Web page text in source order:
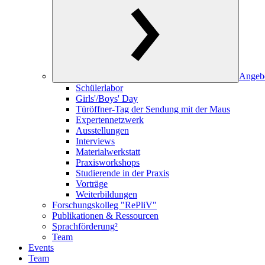
Schülerlabor
Girls'/Boys' Day
Türöffner-Tag der Sendung mit der Maus
Expertennetzwerk
Ausstellungen
Interviews
Materialwerkstatt
Praxisworkshops
Studierende in der Praxis
Vorträge
Weiterbildungen
Forschungskolleg "RePliV"
Publikationen & Ressourcen
Sprachförderung²
Team
Events
Team